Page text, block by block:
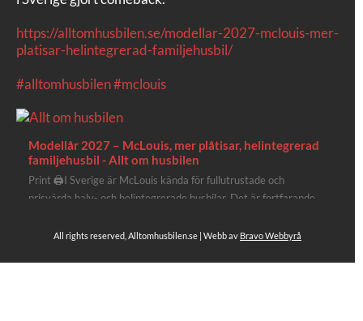
https://alltomhusbilen.se/modellar-2027-mclouis-mer-
platisar-helintegrerad-familjehusbil/
#alltomhusbilen#mclouis
Modellår 2027 – McLouis, mer plåtisar, helintegrerad
familjehusbil - Allt om husbilen
Print 🖨I Sverige är McLouis kända för fullutrustade och
prisvärda halv- och helintegrerade husbilar. Det är fortfarande
plåtisutbud lite extra kärlek med hela 3 nya utrustningsnivåer.
All rights reserved, Alltomhusbilen.se | Webb av Bravo Webbyrå